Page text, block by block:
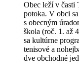
Obec leží v časti
potoka. V obci
s obecným
škola (roč. 1. až
sa kultúrne
tenisové a
dve obchodné